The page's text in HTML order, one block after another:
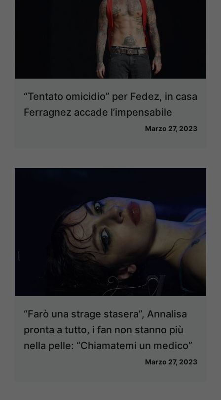
“Tentato omicidio” per Fedez, in casa
Ferragnez accade l’impensabile
Marzo 27, 2023
“Farò una strage stasera”, Annalisa
pronta a tutto, i fan non stanno più
nella pelle: “Chiamatemi un medico”
Marzo 27, 2023